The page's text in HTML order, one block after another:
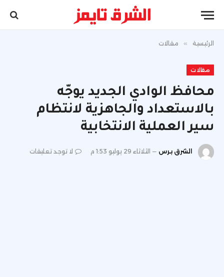
الرئيسية » مقالات
مقالات
محافظ الوادي الجديد يوجّه
بالاستعداد والجاهزية لانتظام
سير العملية الانتخابية
الشرق برس الثلاثاء 29 يوليو 1:53 م لا توجد تعليقات